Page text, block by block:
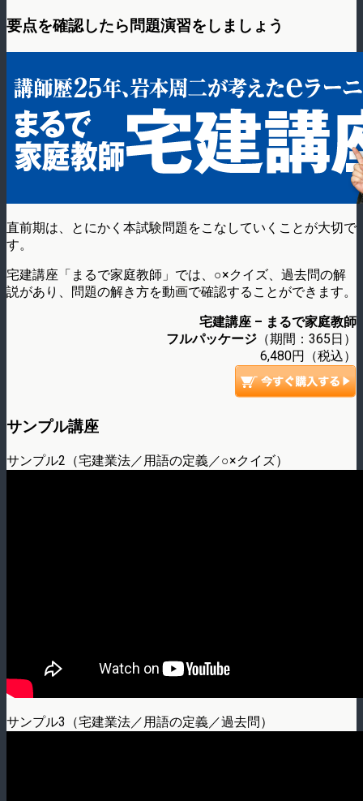
要点を確認したら問題演習をしましょう
直前期は、とにかく本試験問題をこなしていくことが大切で
す。
宅建講座「まるで家庭教師」では、○×クイズ、過去問の解
説があり、問題の解き方を動画で確認することができます。
宅建講座 – まるで家庭教師
フルパッケージ （期間：365日）
6,480円（税込）
サンプル講座
サンプル2（宅建業法／用語の定義／○×クイズ）
サンプル3（宅建業法／用語の定義／過去問）